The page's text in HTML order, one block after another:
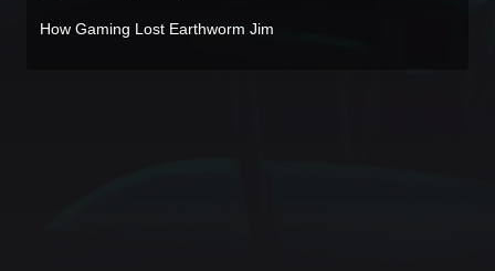
How Gaming Lost Earthworm Jim